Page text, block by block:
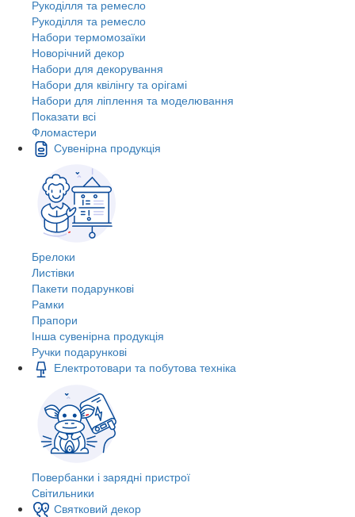
Рукоділля та ремесло
Рукоділля та ремесло
Набори термомозаїки
Новорічний декор
Набори для декорування
Набори для квілінгу та орігамі
Набори для ліплення та моделювання
Показати всі
Фломастери
Сувенірна продукція
Брелоки
Листівки
Пакети подарункові
Рамки
Прапори
Інша сувенірна продукція
Ручки подарункові
Електротовари та побутова техніка
Повербанки і зарядні пристрої
Світильники
Святковий декор